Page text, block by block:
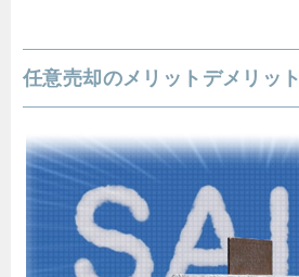
任意売却のメリットデメリット